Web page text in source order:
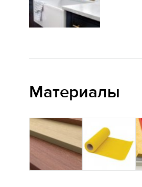
Материалы